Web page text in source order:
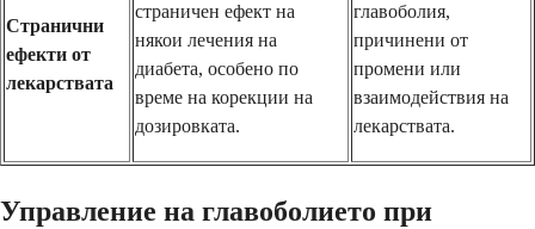
Странични
ефекти от
лекарствата
страничен ефект на
някои лечения на
диабета, особено по
време на корекции на
дозировката.
главоболия,
причинени от
промени или
взаимодействия на
лекарствата.
Управление на главоболието при